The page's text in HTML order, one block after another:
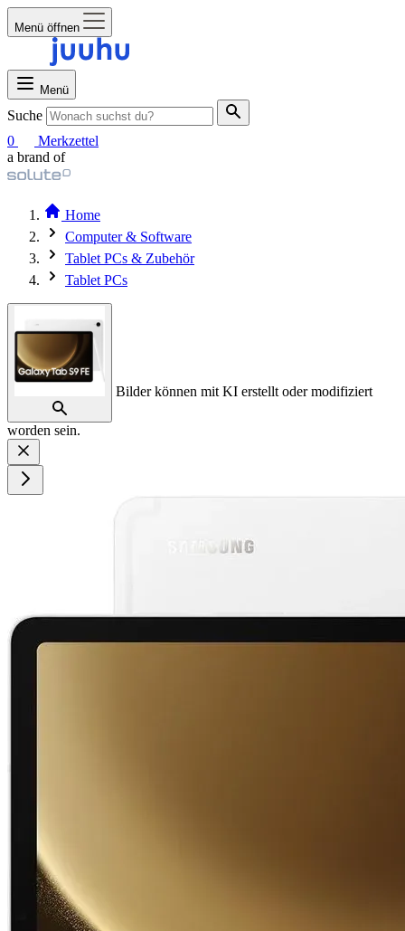
Menü öffnen
Menü
Suche
0
Merkzettel
a brand of
Home
Computer & Software
Tablet PCs & Zubehör
Tablet PCs
Bilder können mit KI erstellt oder modifiziert
worden sein.